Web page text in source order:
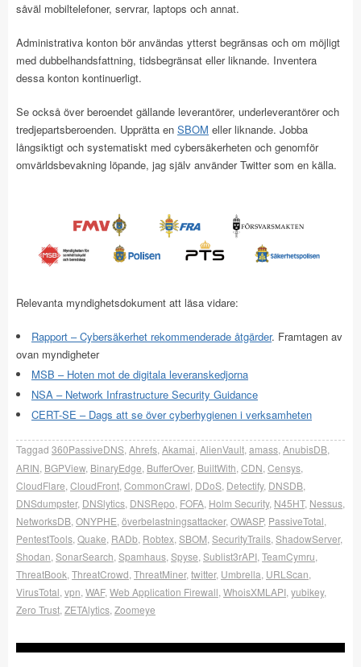
såväl mobiltelefoner, servrar, laptops och annat.
Administrativa konton bör användas ytterst begränsas och om möjligt
med dubbelhandsfattning, tidsbegränsat eller liknande. Inventera
dessa konton kontinuerligt.
Se också över beroendet gällande leverantörer, underleverantörer och
tredjepartsberoenden. Upprätta en SBOM eller liknande. Jobba
långsiktigt och systematiskt med cybersäkerheten och genomför
omvärldsbevakning löpande, jag själv använder Twitter som en källa.
Relevanta myndighetsdokument att läsa vidare:
Rapport – Cybersäkerhet rekommenderade åtgärder. Framtagen av
ovan myndigheter
MSB – Hoten mot de digitala leveranskedjorna
NSA – Network Infrastructure Security Guidance
CERT-SE – Dags att se över cyberhygienen i verksamheten
Taggad 360PassiveDNS Ahrefs Akamai AlienVault amass AnubisDB
ARIN BGPView, BinaryEdge BufferOver, BuiltWith CDN Censys
CloudFlare CloudFront CommonCrawl DDoS Detectify, DNSDB
DNSdumpster, DNSlytics DNSRepo FOFA Holm Security, N45HT, Nessus
NetworksDB ONYPHE överbelastningsattacker, OWASP, PassiveTotal
PentestTools Quake RADb Robtex SBOM SecurityTrails ShadowServer,
Shodan SonarSearch Spamhaus Spyse Sublist3rAPI TeamCymru
ThreatBook ThreatCrowd ThreatMiner, twitter, Umbrella URLScan
VirusTotal vpn WAF, Web Application Firewall WhoisXMLAPI yubikey,
Zero Trust ZETAlytics Zoomeye